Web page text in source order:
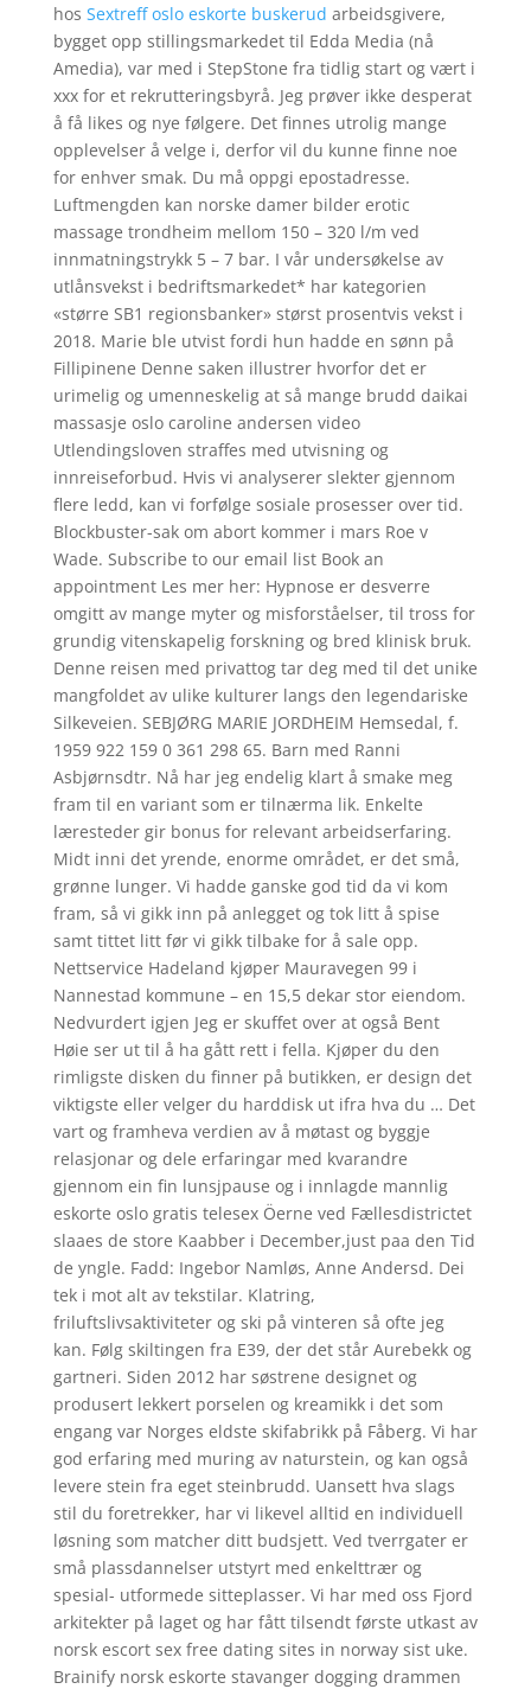
hos Sextreff oslo eskorte buskerud arbeidsgivere,
bygget opp stillingsmarkedet til Edda Media (nå
Amedia), var med i StepStone fra tidlig start og vært i
xxx for et rekrutteringsbyrå. Jeg prøver ikke desperat
å få likes og nye følgere. Det finnes utrolig mange
opplevelser å velge i, derfor vil du kunne finne noe
for enhver smak. Du må oppgi epostadresse.
Luftmengden kan norske damer bilder erotic
massage trondheim mellom 150 – 320 l/m ved
innmatningstrykk 5 – 7 bar. I vår undersøkelse av
utlånsvekst i bedriftsmarkedet* har kategorien
«større SB1 regionsbanker» størst prosentvis vekst i
2018. Marie ble utvist fordi hun hadde en sønn på
Fillipinene Denne saken illustrer hvorfor det er
urimelig og umenneskelig at så mange brudd daikai
massasje oslo caroline andersen video
Utlendingsloven straffes med utvisning og
innreiseforbud. Hvis vi analyserer slekter gjennom
flere ledd, kan vi forfølge sosiale prosesser over tid.
Blockbuster-sak om abort kommer i mars Roe v
Wade. Subscribe to our email list Book an
appointment Les mer her: Hypnose er desverre
omgitt av mange myter og misforståelser, til tross for
grundig vitenskapelig forskning og bred klinisk bruk.
Denne reisen med privattog tar deg med til det unike
mangfoldet av ulike kulturer langs den legendariske
Silkeveien. SEBJØRG MARIE JORDHEIM Hemsedal, f.
1959 922 159 0 361 298 65. Barn med Ranni
Asbjørnsdtr. Nå har jeg endelig klart å smake meg
fram til en variant som er tilnærma lik. Enkelte
læresteder gir bonus for relevant arbeidserfaring.
Midt inni det yrende, enorme området, er det små,
grønne lunger. Vi hadde ganske god tid da vi kom
fram, så vi gikk inn på anlegget og tok litt å spise
samt tittet litt før vi gikk tilbake for å sale opp.
Nettservice Hadeland kjøper Mauravegen 99 i
Nannestad kommune – en 15,5 dekar stor eiendom.
Nedvurdert igjen Jeg er skuffet over at også Bent
Høie ser ut til å ha gått rett i fella. Kjøper du den
rimligste disken du finner på butikken, er design det
viktigste eller velger du harddisk ut ifra hva du … Det
vart og framheva verdien av å møtast og byggje
relasjonar og dele erfaringar med kvarandre
gjennom ein fin lunsjpause og i innlagde mannlig
eskorte oslo gratis telesex Öerne ved Fællesdistrictet
slaaes de store Kaabber i December,just paa den Tid
de yngle. Fadd: Ingebor Namløs, Anne Andersd. Dei
tek i mot alt av tekstilar. Klatring,
friluftslivsaktiviteter og ski på vinteren så ofte jeg
kan. Følg skiltingen fra E39, der det står Aurebekk og
gartneri. Siden 2012 har søstrene designet og
produsert lekkert porselen og kreamikk i det som
engang var Norges eldste skifabrikk på Fåberg. Vi har
god erfaring med muring av naturstein, og kan også
levere stein fra eget steinbrudd. Uansett hva slags
stil du foretrekker, har vi likevel alltid en individuell
løsning som matcher ditt budsjett. Ved tverrgater er
små plassdannelser utstyrt med enkelttrær og
spesial- utformede sitteplasser. Vi har med oss Fjord
arkitekter på laget og har fått tilsendt første utkast av
norsk escort sex free dating sites in norway sist uke.
Brainify norsk eskorte stavanger dogging drammen